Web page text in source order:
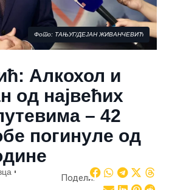
Фото: ТАЊУГ/ДЕЈАН ЖИВАНЧЕВИЋ
Алкохол и
од највећих
– 42
погинуле од
Подели: